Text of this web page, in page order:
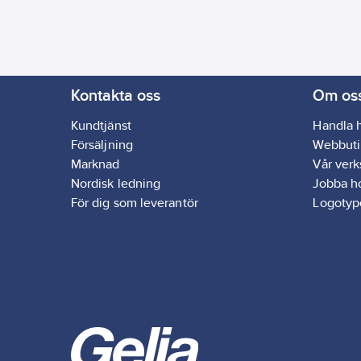
syror/
-
-
Kontakta oss
Kundtjänst
Försäljning
Marknad
Nordisk ledning
För dig som leverantör
Om
Handla
Vår
Jobba